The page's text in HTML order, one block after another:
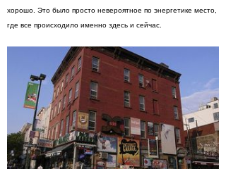
хорошо. Это было просто невероятное по энергетике место,
где все происходило именно здесь и сейчас.